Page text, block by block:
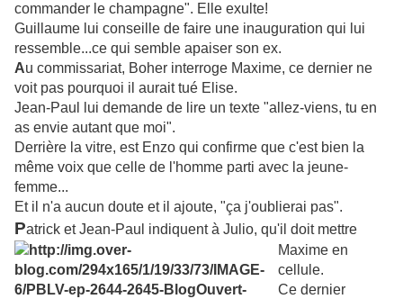
commander le champagne". Elle exulte!
Guillaume lui conseille de faire une inauguration qui lui
ressemble...ce qui semble apaiser son ex.
Au commissariat, Boher interroge Maxime, ce dernier ne
voit pas pourquoi il aurait tué Elise.
Jean-Paul lui demande de lire un texte "allez-viens, tu en
as envie autant que moi".
Derrière la vitre, est Enzo qui confirme que c'est bien la
même voix que celle de l'homme parti avec la jeune-
femme...
Et il n'a aucun doute et il ajoute, "ça j'oublierai pas".
Patrick et Jean-Paul indiquent à Julio, qu'il doit mettre
Maxime en
cellule.
Ce dernier